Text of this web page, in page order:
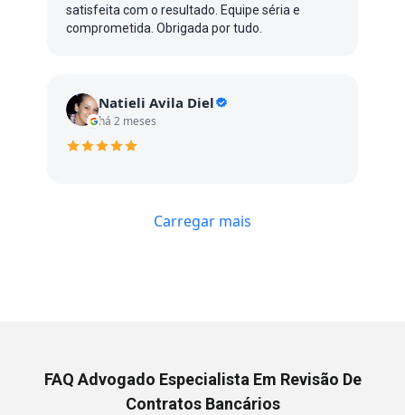
satisfeita com o resultado. Equipe séria e
comprometida. Obrigada por tudo.
Natieli Avila Diel
há 2 meses
Carregar mais
FAQ Advogado Especialista Em Revisão De
Contratos Bancários